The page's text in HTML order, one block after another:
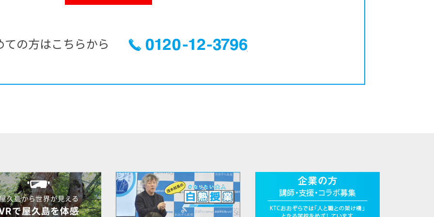
ての方はこちらから 0120-12-3796